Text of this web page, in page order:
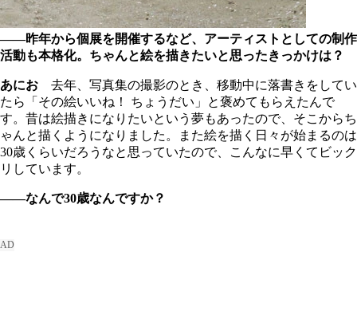
――昨年から個展を開催するなど、アーティストとしての制作
活動も本格化。ちゃんと絵を描きたいと思ったきっかけは？
あにお 去年、写真集の撮影のとき、移動中に落書きをしてい
たら「その絵いいね！ ちょうだい」と褒めてもらえたんで
す。昔は絵描きになりたいという夢もあったので、そこからち
ゃんと描くようになりました。また絵を描く日々が始まるのは
30歳くらいだろうなと思っていたので、こんなに早くてビック
リしています。
――なんで30歳なんですか？